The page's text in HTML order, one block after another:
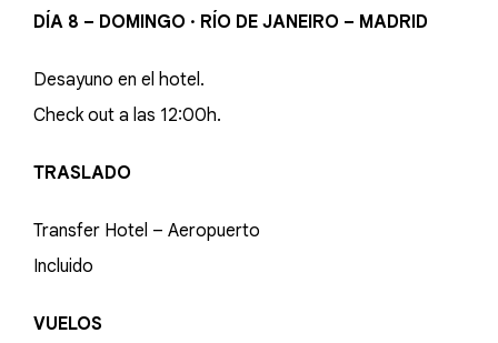
DÍA 8 – DOMINGO · RÍO DE JANEIRO – MADRID
Desayuno en el hotel.
Check out a las 12:00h.
TRASLADO
Transfer Hotel – Aeropuerto
Incluido
VUELOS